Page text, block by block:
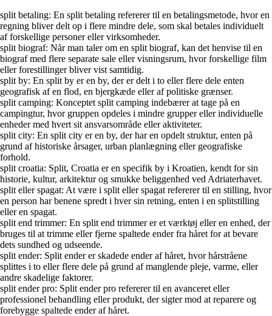
split betaling: En split betaling refererer til en betalingsmetode, hvor en
regning bliver delt op i flere mindre dele, som skal betales individuelt
af forskellige personer eller virksomheder.
split biograf: Når man taler om en split biograf, kan det henvise til en
biograf med flere separate sale eller visningsrum, hvor forskellige film
eller forestillinger bliver vist samtidig.
split by: En split by er en by, der er delt i to eller flere dele enten
geografisk af en flod, en bjergkæde eller af politiske grænser.
split camping: Konceptet split camping indebærer at tage på en
campingtur, hvor gruppen opdeles i mindre grupper eller individuelle
enheder med hvert sit ansvarsområde eller aktiviteter.
split city: En split city er en by, der har en opdelt struktur, enten på
grund af historiske årsager, urban planlægning eller geografiske
forhold.
split croatia: Split, Croatia er en specifik by i Kroatien, kendt for sin
historie, kultur, arkitektur og smukke beliggenhed ved Adriaterhavet.
split eller spagat: At være i split eller spagat refererer til en stilling, hvor
en person har benene spredt i hver sin retning, enten i en splitstilling
eller en spagat.
split end trimmer: En split end trimmer er et værktøj eller en enhed, der
bruges til at trimme eller fjerne spaltede ender fra håret for at bevare
dets sundhed og udseende.
split ender: Split ender er skadede ender af håret, hvor hårstråene
splittes i to eller flere dele på grund af manglende pleje, varme, eller
andre skadelige faktorer.
split ender pro: Split ender pro refererer til en avanceret eller
professionel behandling eller produkt, der sigter mod at reparere og
forebygge spaltede ender af håret.